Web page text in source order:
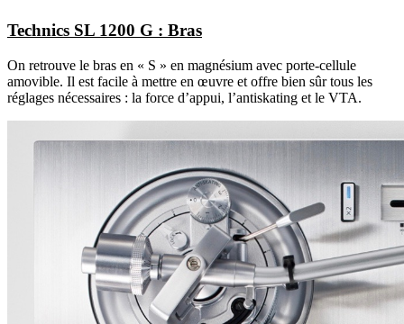
Technics SL 1200 G : Bras
On retrouve le bras en « S » en magnésium avec porte-cellule
amovible. Il est facile à mettre en œuvre et offre bien sûr tous les
réglages nécessaires : la force d’appui, l’antiskating et le VTA.